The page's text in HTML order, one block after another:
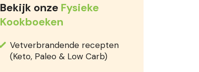
Bekijk onze Fysieke
Kookboeken
Vetverbrandende recepten
(Keto, Paleo & Low Carb)